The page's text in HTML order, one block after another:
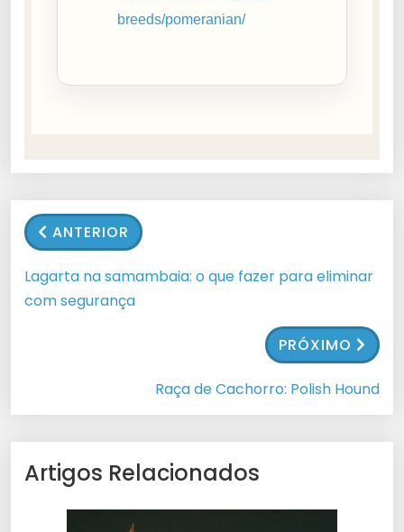
breeds/pomeranian/
ANTERIOR
Lagarta na samambaia: o que fazer para eliminar
com segurança
PRÓXIMO
Raça de Cachorro: Polish Hound
Artigos Relacionados